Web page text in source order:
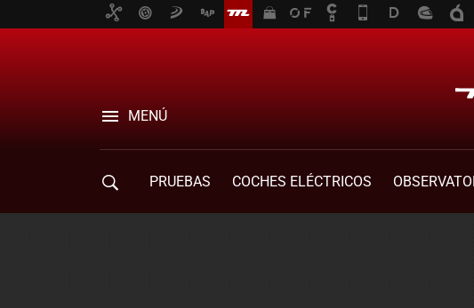
MENÚ
PRUEBAS COCHES ELÉCTRICOS